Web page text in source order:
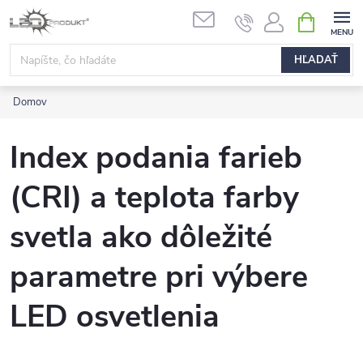
Prejsť
na
obsah
HĽADAŤ
KOŠÍK
Domov
Index podania farieb
(CRI) a teplota farby
svetla ako dôležité
parametre pri výbere
LED osvetlenia